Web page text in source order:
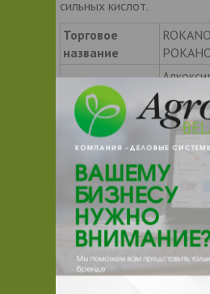
сильных кислот.
Торговое
название
Химическое
название
C10-
Внешний вид
Мутная
Страна
происхождения
Контакты продавца